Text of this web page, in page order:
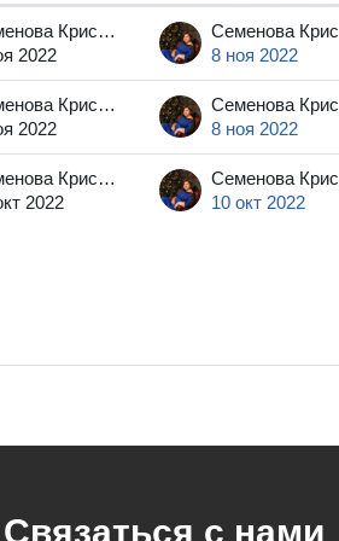
Семенова Кристина Геннадьевна
2022
8 ноя 2022
Семенова Кристина Геннадьевна
2022
8 ноя 2022
Семенова Кристина Геннадьевна
2022
10 окт 2022
Связаться с нами